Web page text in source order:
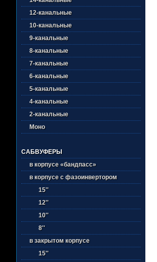
12-канальные
10-канальные
9-канальные
8-канальные
7-канальные
6-канальные
5-канальные
4-канальные
2-канальные
Моно
САБВУФЕРЫ
в корпусе «бандпасс»
в корпусе с фазоинвертором
15''
12''
10''
8''
в закрытом корпусе
15''